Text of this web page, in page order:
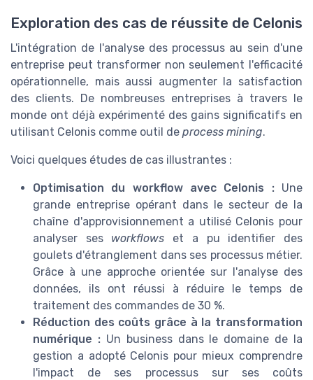
Exploration des cas de réussite de Celonis
L'intégration de l'analyse des processus au sein d'une
entreprise peut transformer non seulement l'efficacité
opérationnelle, mais aussi augmenter la satisfaction
des clients. De nombreuses entreprises à travers le
monde ont déjà expérimenté des gains significatifs en
utilisant Celonis comme outil de process mining.
Voici quelques études de cas illustrantes :
Optimisation du workflow avec Celonis :Une
grande entreprise opérant dans le secteur de la
chaîne d'approvisionnement a utilisé Celonis pour
analyser ses workflows et a pu identifier des
goulets d'étranglement dans ses processus métier.
Grâce à une approche orientée sur l'analyse des
données, ils ont réussi à réduire le temps de
traitement des commandes de 30 %.
Réduction des coûts grâce à la transformation
numérique :Un business dans le domaine de la
gestion a adopté Celonis pour mieux comprendre
l'impact de ses processus sur ses coûts